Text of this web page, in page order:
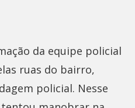
da equipe policial
ruas do bairro,
policial. Nesse